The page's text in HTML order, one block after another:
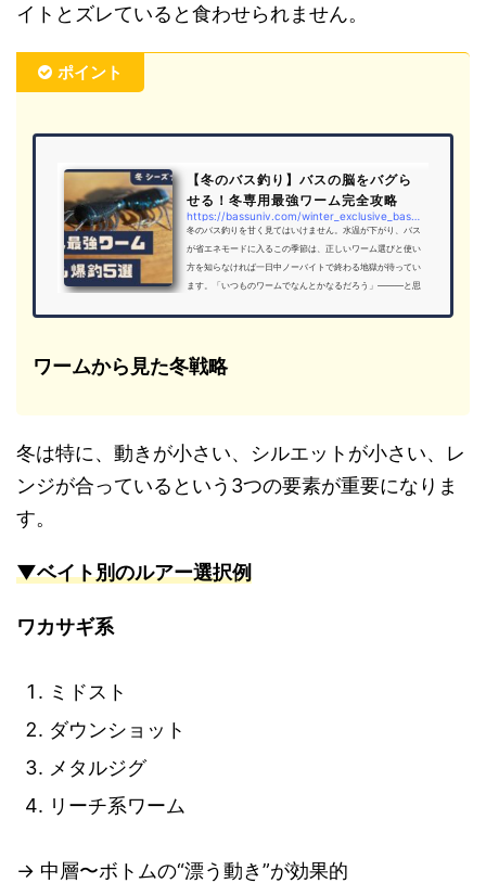
イトとズレていると食わせられません。
ポイント
【冬のバス釣り】バスの脳をバグら
せる！冬専用最強ワーム完全攻略
冬のバス釣りを甘く見てはいけません。水温が下がり、バス
が省エネモードに入るこの季節は、正しいワーム選びと使い
方を知らなければ一日中ノーバイトで終わる地獄が待ってい
ます。「いつものワームでなんとかなるだろう」―――と思
後まで読まなければ、あなたは冬バスの本質を知らないま
ま、寒さに震えながら竿を振り続けることになるでしょう。
ワームから見た冬戦略
冬は特に、動きが小さい、シルエットが小さい、レ
ンジが合っているという3つの要素が重要になりま
す。
▼ベイト別のルアー選択例
ワカサギ系
ミドスト
ダウンショット
メタルジグ
リーチ系ワーム
→ 中層〜ボトムの“漂う動き”が効果的